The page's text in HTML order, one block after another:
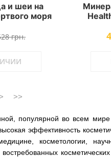
и шеи на
моря
грн.
>>
популярной во всем
эффективность
косметологии,